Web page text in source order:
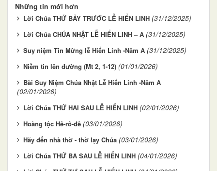
Những tin mới hơn
Lời Chúa THỨ BẢY TRƯỚC LỄ HIỂN LINH (31/12/2025)
Lời Chúa CHÚA NHẬT LỄ HIỂN LINH – A (31/12/2025)
Suy niệm Tin Mừng lễ Hiển Linh -Năm A (31/12/2025)
Niềm tin lên đường (Mt 2, 1-12) (01/01/2026)
Bài Suy Niệm Chúa Nhật Lễ Hiển Linh -Năm A
(02/01/2026)
Lời Chúa THỨ HAI SAU LỄ HIỂN LINH (02/01/2026)
Hoàng tộc Hê-rô-đê (03/01/2026)
Hãy đến nhà thờ - thờ lạy Chúa (03/01/2026)
Lời Chúa THỨ BA SAU LỄ HIỂN LINH (04/01/2026)